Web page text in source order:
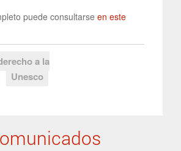
puede consultarse en este
a la
Unesco